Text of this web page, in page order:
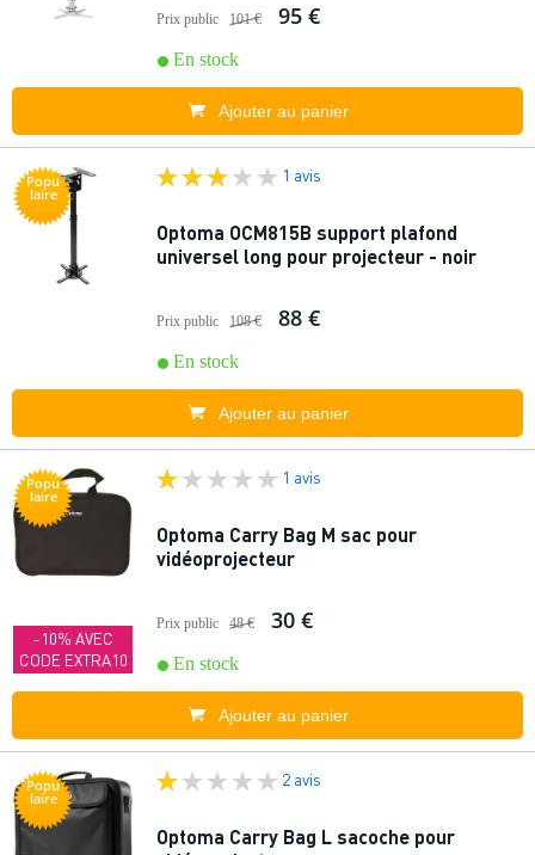
Prix public 101 € 95 €
En stock
Ajouter au panier
Popu
laire
1 avis
Optoma OCM815B support plafond
universel long pour projecteur - noir
Prix public 108 € 88 €
En stock
Ajouter au panier
Popu
laire
-10% AVEC
CODE EXTRA10
1 avis
Optoma Carry Bag M sac pour
vidéoprojecteur
Prix public 48 € 30 €
En stock
Ajouter au panier
Popu
laire
2 avis
Optoma Carry Bag L sacoche pour